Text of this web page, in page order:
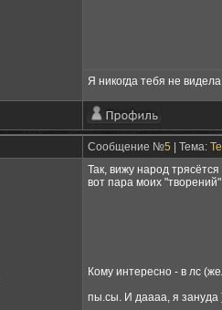
Я никогда тебя не
Сообщение №5 | Тема:
Так, вижу народ
вот пара моих
Кому интересно - в лс
пы.сы. И даааа, я зануда